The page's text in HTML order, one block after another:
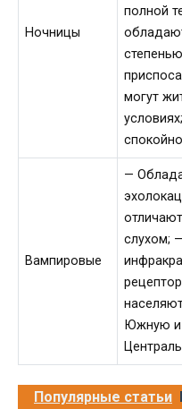
Ночницы
полной
степенью
могут
Вампировые
—
слухом;
Южную и
Популярные статьи